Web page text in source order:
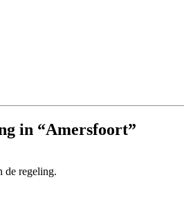
in “Amersfoort”
de regeling.